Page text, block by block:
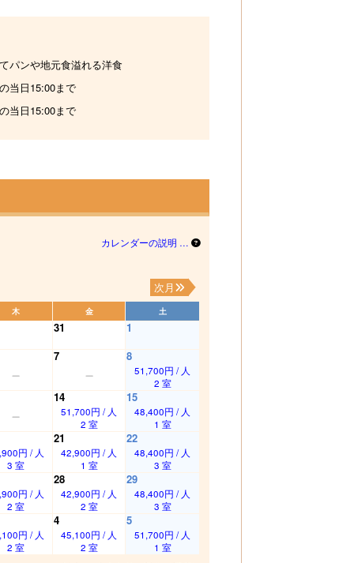
パンや地元食溢れる洋食
当日15:00まで
当日15:00まで
カレンダーの説明 …
次月
木 金 土
31
1
7 8
51,700円 / 人
2 室
14
51,700円 / 人
2 室
15
48,400円 / 人
1 室
円 / 人
3 室
21
42,900円 / 人
1 室
22
48,400円 / 人
3 室
円 / 人
2 室
28
42,900円 / 人
2 室
29
48,400円 / 人
3 室
円 / 人
2 室
4
45,100円 / 人
2 室
5
51,700円 / 人
1 室